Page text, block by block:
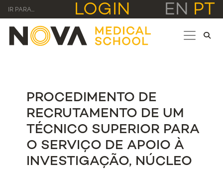
IR PARA... LOGIN EN PT
PROCEDIMENTO DE
RECRUTAMENTO DE UM
TÉCNICO SUPERIOR PARA
O SERVIÇO DE APOIO À
INVESTIGAÇÃO, NÚCLEO